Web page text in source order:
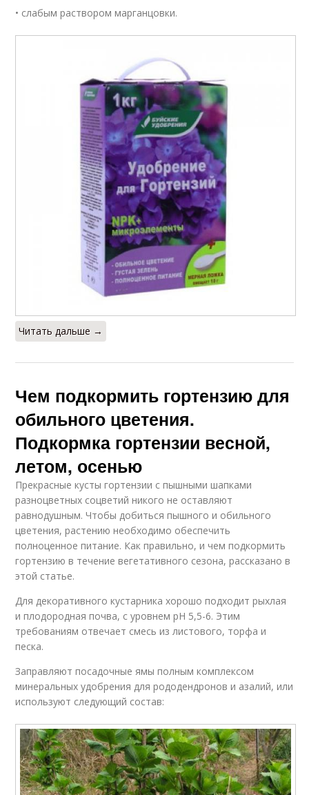
• слабым раствором марганцовки.
Читать дальше →
Чем подкормить гортензию для
обильного цветения.
Подкормка гортензии весной,
летом, осенью
Прекрасные кусты гортензии с пышными шапками
разноцветных соцветий никого не оставляют
равнодушным. Чтобы добиться пышного и обильного
цветения, растению необходимо обеспечить
полноценное питание. Как правильно, и чем подкормить
гортензию в течение вегетативного сезона, рассказано в
этой статье.
Для декоративного кустарника хорошо подходит рыхлая
и плодородная почва, с уровнем рН 5,5-6. Этим
требованиям отвечает смесь из листового, торфа и
песка.
Заправляют посадочные ямы полным комплексом
минеральных удобрения для рододендронов и азалий, или
используют следующий состав: